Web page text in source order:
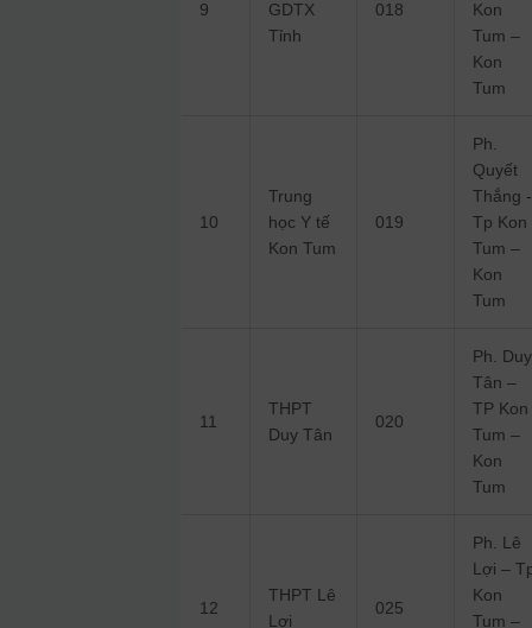
9
GDTX
Tỉnh
018
Kon
Tum –
Kon
Tum
10
Trung
học Y tế
Kon Tum
019
Ph.
Quyết
Thắng -
Tp Kon
Tum –
Kon
Tum
11
THPT
Duy Tân
020
Ph. Duy
Tân –
TP Kon
Tum –
Kon
Tum
12
THPT Lê
Lợi
025
Ph. Lê
Lợi –
Kon
Tum –